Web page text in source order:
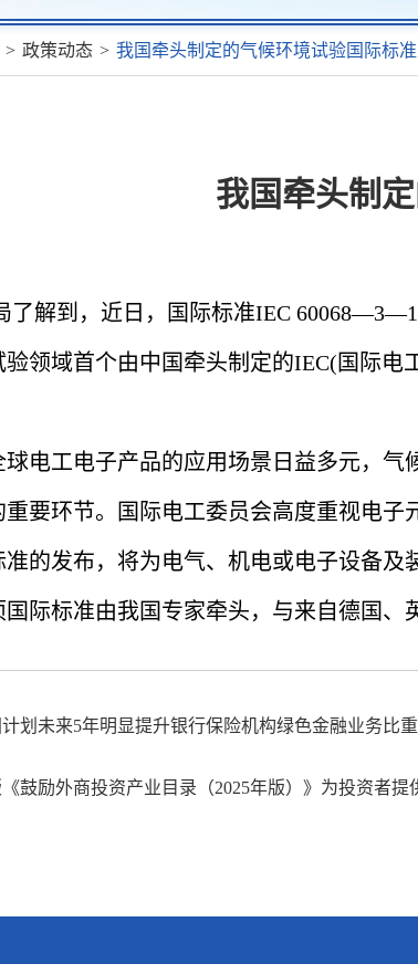
> 政策动态 > 我国牵头制定的气候环境试验国际标
我国牵头制
了解到，近日，国际标准IEC
领域首个由中国牵头制定的IEC(国际
工电子产品的应用场景日益多元，气
要环节。国际电工委员会高度重视电
的发布，将为电气、机电或电子设备及
标准由我国专家牵头，与来自德国、
划未来5年明显提升银行保险机构绿色金融业务比重
鼓励外商投资产业目录（2025年版）》为投资者提